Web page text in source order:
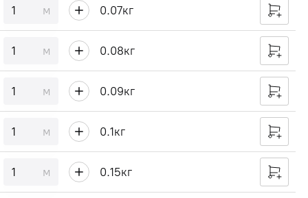
м 0.07кг
м 0.08кг
м 0.09кг
м 0.1кг
м 0.15кг